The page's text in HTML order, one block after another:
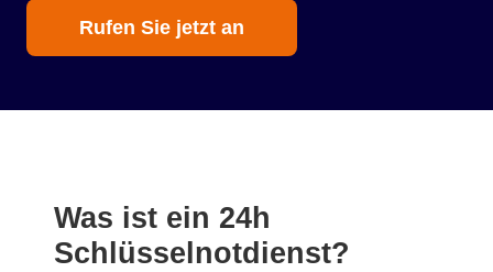
Rufen Sie jetzt an
Was ist ein 24h
Schlüsselnotdienst?